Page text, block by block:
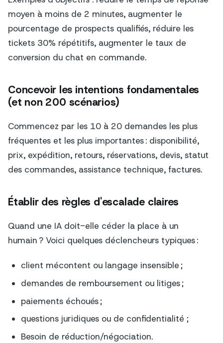
moyen à moins de 2 minutes, augmenter le
pourcentage de prospects qualifiés, réduire les
tickets 30% répétitifs, augmenter le taux de
conversion du chat en commande.
Concevoir les intentions fondamentales
(et non 200 scénarios)
Commencez par les 10 à 20 demandes les plus
fréquentes et les plus importantes : disponibilité,
prix, expédition, retours, réservations, devis, statut
des commandes, assistance technique, factures.
Établir des règles d'escalade claires
Quand une IA doit-elle céder la place à un
humain ? Voici quelques déclencheurs typiques :
client mécontent ou langage insensible ;
demandes de remboursement ou litiges ;
paiements échoués ;
questions juridiques ou de confidentialité ;
Besoin de réduction/négociation.